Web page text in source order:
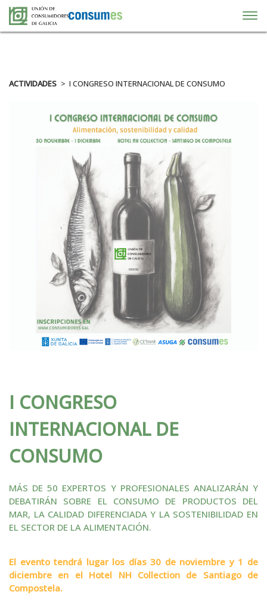
ACTIVIDADES I CONGRESO INTERNACIONAL DE CONSUMO
I CONGRESO
INTERNACIONAL DE
CONSUMO
MÁS DE 50 EXPERTOS Y PROFESIONALES ANALIZARÁN Y
DEBATIRÁN SOBRE EL CONSUMO DE PRODUCTOS DEL
MAR, LA CALIDAD DIFERENCIADA Y LA SOSTENIBILIDAD EN
EL SECTOR DE LA ALIMENTACIÓN.
El evento tendrá lugar los días 30 de noviembre y 1 de
diciembre en el Hotel NH Collection de Santiago de
Compostela.